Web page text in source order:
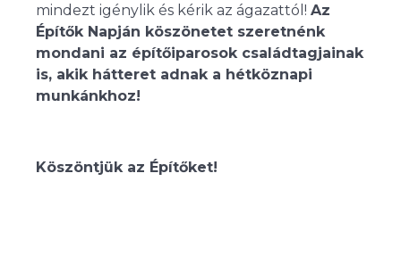
mindezt igénylik és kérik az ágazattól! Az
Építők Napján köszönetet szeretnénk
mondani az építőiparosok családtagjainak
is, akik hátteret adnak a hétköznapi
munkánkhoz!
Köszöntjük az Építőket!